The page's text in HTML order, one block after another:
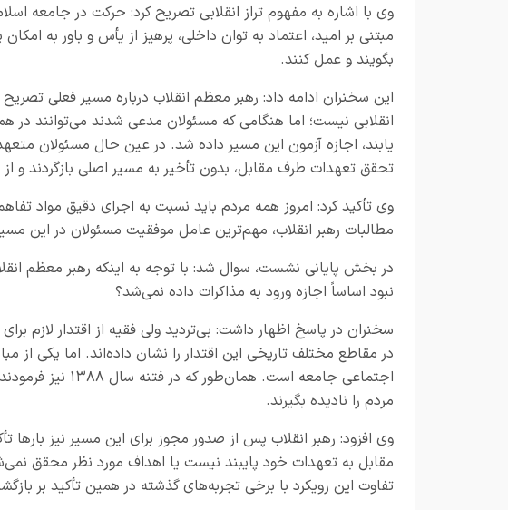
وی با اشاره به مفهوم تراز انقلابی تصریح کرد: حرکت در جامعه
مبتنی بر امید، اعتماد به توان داخلی، پرهیز از یأس و باور به
بگویند و عمل کنند.
این سخنران ادامه داد: رهبر معظم انقلاب درباره مسیر فعلی تصریح
انقلابی نیست؛ اما هنگامی که مسئولان مدعی شدند می‌توانند
یابند، اجازه آزمون این مسیر داده شد. در عین حال مسئولان
تحقق تعهدات طرف مقابل، بدون تأخیر به مسیر اصلی بازگردند و از
وی تأکید کرد: امروز همه مردم باید نسبت به اجرای دقیق مواد
مطالبات رهبر انقلاب، مهم‌ترین عامل موفقیت مسئولان در این
در بخش پایانی نشست، سوال شد: با توجه به اینکه رهبر معظم
نبود اساساً اجازه ورود به مذاکرات داده نمی‌شد؟
سخنران در پاسخ اظهار داشت: بی‌تردید ولی فقیه از اقتدار لازم
در مقاطع مختلف تاریخی این اقتدار را نشان داده‌اند. اما یکی از
اجتماعی جامعه
مردم را نادیده بگیرند.
وی افزود: رهبر انقلاب پس از صدور مجوز برای این مسیر نیز
مقابل به تعهدات خود پایبند نیست یا اهداف مورد نظر محقق
تفاوت این رویکرد با برخی تجربه‌های گذشته در همین تأکید بر